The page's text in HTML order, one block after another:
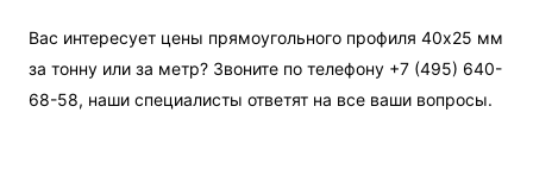
Вас интересует цены прямоугольного профиля 40х25 мм
за тонну или за метр? Звоните по телефону +7 (495) 640-
68-58, наши специалисты ответят на все ваши вопросы.